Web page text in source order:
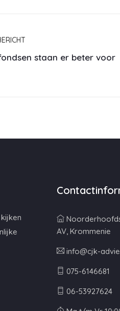
staan er beter voor
AV, Krommenie
info@cjk-
075-6146681
06-53927624